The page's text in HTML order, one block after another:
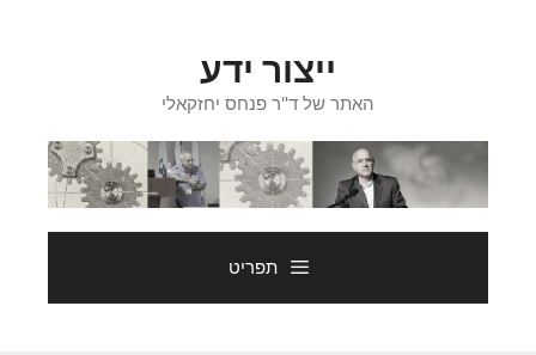
ייצור ידע
האתר של ד"ר פנחס יחזקאלי
תפריט